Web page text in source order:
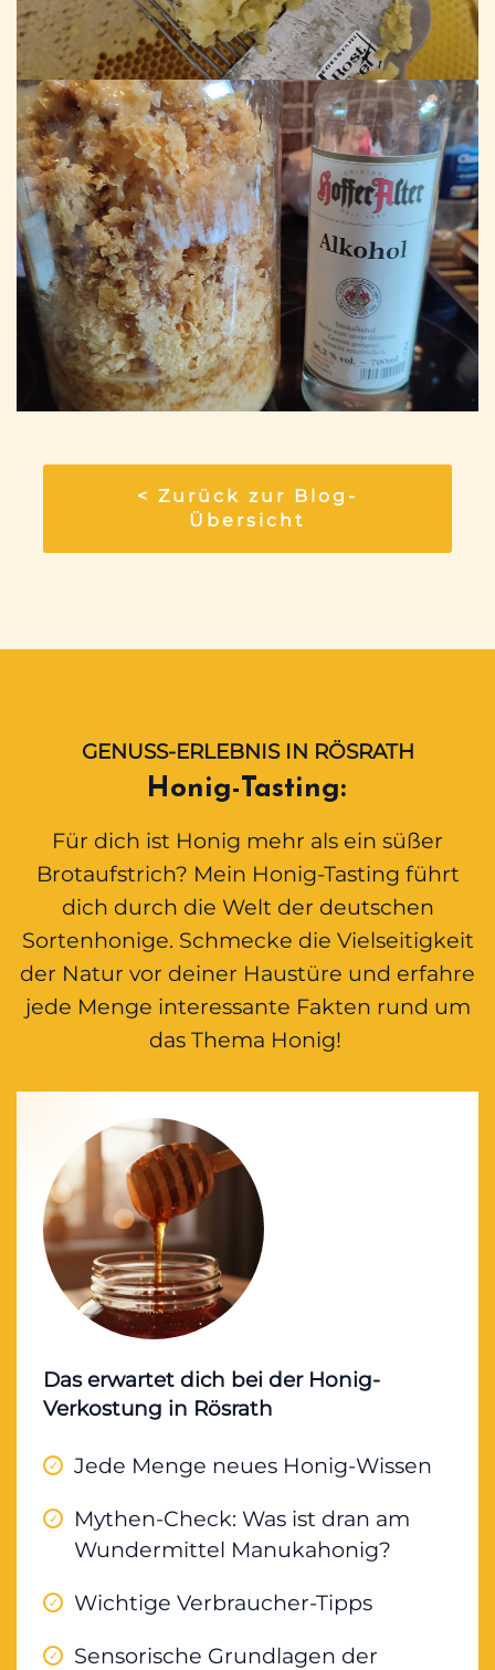
< Zurück zur Blog-
Übersicht
GENUSS-ERLEBNIS IN RÖSRATH
Honig-Tasting:
Für dich ist Honig mehr als ein süßer
Brotaufstrich? Mein Honig-Tasting führt
dich durch die Welt der deutschen
Sortenhonige. Schmecke die Vielseitigkeit
der Natur vor deiner Haustüre und erfahre
jede Menge interessante Fakten rund um
das Thema Honig!
Das erwartet dich bei der Honig-
Verkostung in Rösrath
Jede Menge neues Honig-Wissen
Mythen-Check: Was ist dran am
Wundermittel Manukahonig?
Wichtige Verbraucher-Tipps
Sensorische Grundlagen der